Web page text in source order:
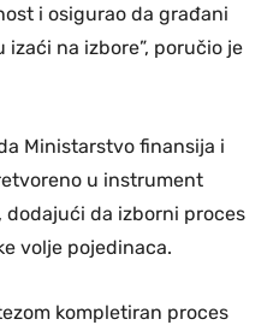
i osigurao da građani
na izbore”, poručio je
Ministarstvo finansija i
u instrument
da izborni proces
volje pojedinaca.
kompletiran proces